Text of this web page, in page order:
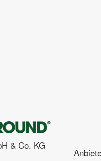
& Co. KG